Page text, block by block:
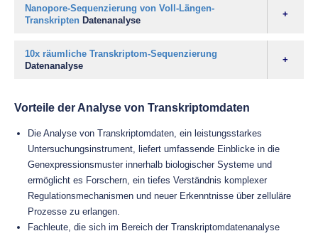
Nanopore-Sequenzierung von Voll-Längen-
Transkripten Datenanalyse
10x räumliche Transkriptom-Sequenzierung
Datenanalyse
Vorteile der Analyse von Transkriptomdaten
Die Analyse von Transkriptomdaten, ein leistungsstarkes
Untersuchungsinstrument, liefert umfassende Einblicke in die
Genexpressionsmuster innerhalb biologischer Systeme und
ermöglicht es Forschern, ein tiefes Verständnis komplexer
Regulationsmechanismen und neuer Erkenntnisse über zelluläre
Prozesse zu erlangen.
Fachleute, die sich im Bereich der Transkriptomdatenanalyse